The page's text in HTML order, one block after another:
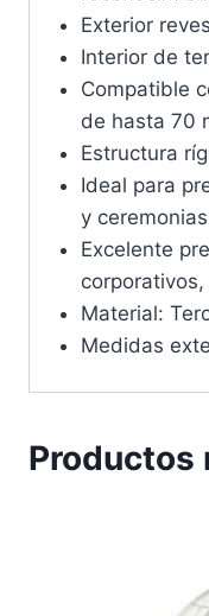
Exterior
Interior de
Compatible
de hasta 70
Estructura
Ideal para
y ceremonias
Excelente
Material:
Medidas
Productos